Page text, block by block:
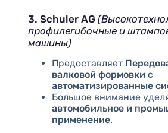
3. Schuler AG
профилегибочные и
машины)
Предоставляет
валковой формовки с
автоматизированные
Большое внимание
автомобильное и
применение.